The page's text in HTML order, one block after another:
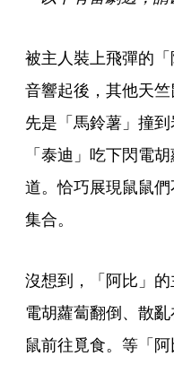
被主人裝上飛彈的
音響起後，其他天
先是「馬鈴薯」撞
「泰迪」吃下閃電
道。恰巧展現鼠鼠
集合。
沒想到，「阿比」
電胡蘿蔔翻倒、散
鼠前往覓食。等「